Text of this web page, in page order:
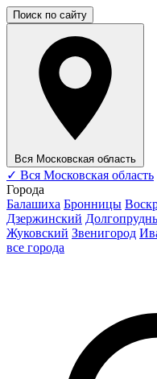
Поиск по сайту
Вся Московская область
✓ Вся Московская область
Города
Балашиха Бронницы
Дзержинский
Жуковский Звенигород
все города